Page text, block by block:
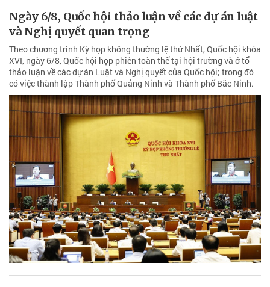
Ngày 6/8, Quốc hội thảo luận về các dự án luật
và Nghị quyết quan trọng
Theo chương trình Kỳ họp không thường lệ thứ Nhất, Quốc hội khóa
XVI, ngày 6/8, Quốc hội họp phiên toàn thể tại hội trường và ở tổ
thảo luận về các dự án Luật và Nghị quyết của Quốc hội; trong đó
có việc thành lập Thành phố Quảng Ninh và Thành phố Bắc Ninh.